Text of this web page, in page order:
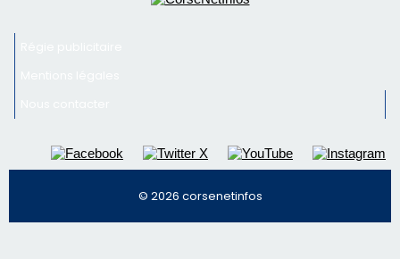
© 2026 corsenetinfos